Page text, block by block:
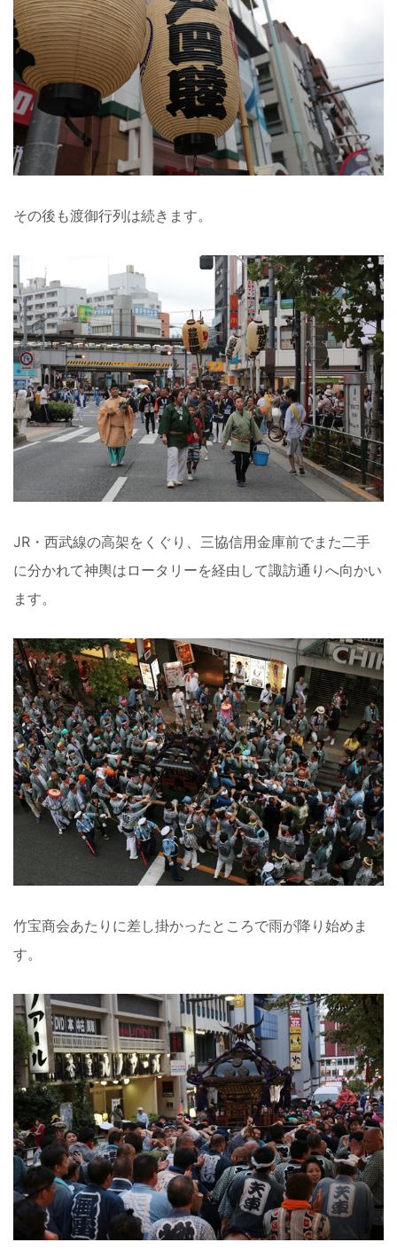
その後も渡御行列は続きます。
JR・西武線の高架をくぐり、三協信用金庫前でまた二手
に分かれて神輿はロータリーを経由して諏訪通りへ向かい
ます。
竹宝商会あたりに差し掛かったところで雨が降り始めま
す。